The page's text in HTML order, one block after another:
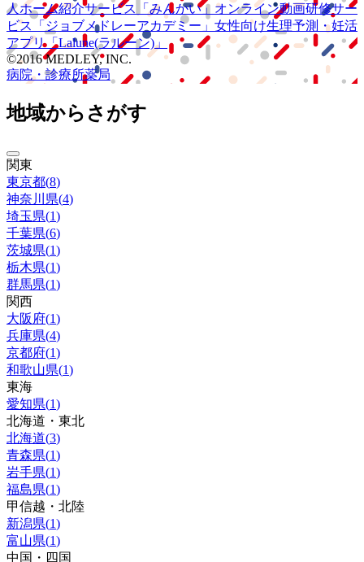
人ホーム紹介サービス
「みんかい」 オンライン動画研修サー
ビス
「ジョブメドレーアカデミー」 女性向け生理予測・妊活
アプリ「Lalune(ラルーン)」
©2016 MEDLEY, INC.
病院・診療所薬局
地域からさがす
関東
東京都(8)
神奈川県(4)
埼玉県(1)
千葉県(6)
茨城県(1)
栃木県(1)
群馬県(1)
関西
大阪府(1)
兵庫県(4)
京都府(1)
和歌山県(1)
東海
愛知県(1)
北海道・東北
北海道(3)
青森県(1)
岩手県(1)
福島県(1)
甲信越・北陸
新潟県(1)
富山県(1)
中国・四国